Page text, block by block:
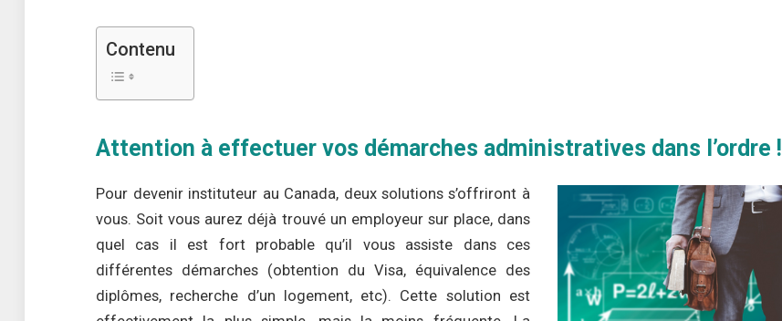
Contenu
Attention à effectuer vos démarches administratives dans l’ordre !
Pour devenir instituteur au Canada, deux solutions s’offriront à
vous. Soit vous aurez déjà trouvé un employeur sur place, dans
quel cas il est fort probable qu’il vous assiste dans ces
différentes démarches (obtention du Visa, équivalence des
diplômes, recherche d’un logement, etc). Cette solution est